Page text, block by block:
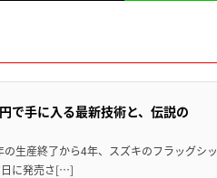
で手に入る最新技術と、伝説の
生産終了から4年、スズキのフラッグシッ
日に発売さ[…]